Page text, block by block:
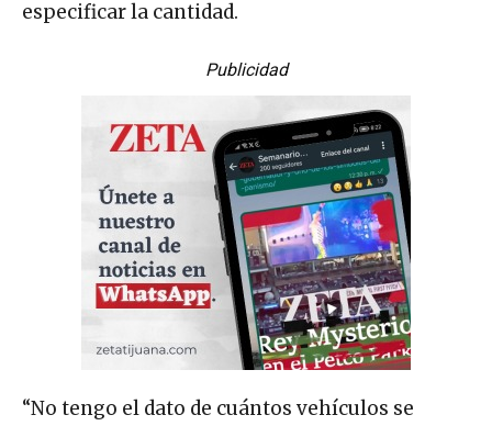
especificar la cantidad.
Publicidad
“No tengo el dato de cuántos vehículos se